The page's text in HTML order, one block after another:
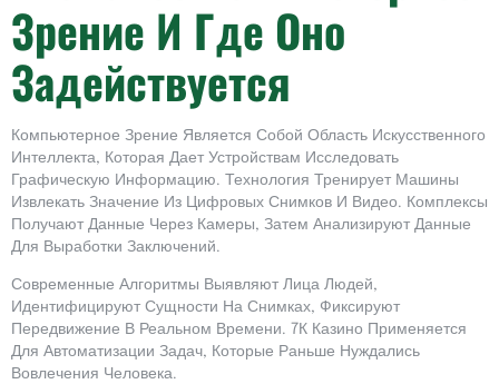
Зрение И Где Оно
Задействуется
Компьютерное Зрение Является Собой Область Искусственного
Интеллекта, Которая Дает Устройствам Исследовать
Графическую Информацию. Технология Тренирует Машины
Извлекать Значение Из Цифровых Снимков И Видео. Комплексы
Получают Данные Через Камеры, Затем Анализируют Данные
Для Выработки Заключений.
Современные Алгоритмы Выявляют Лица Людей,
Идентифицируют Сущности На Снимках, Фиксируют
Передвижение В Реальном Времени. 7К Казино Применяется
Для Автоматизации Задач, Которые Раньше Нуждались
Вовлечения Человека.